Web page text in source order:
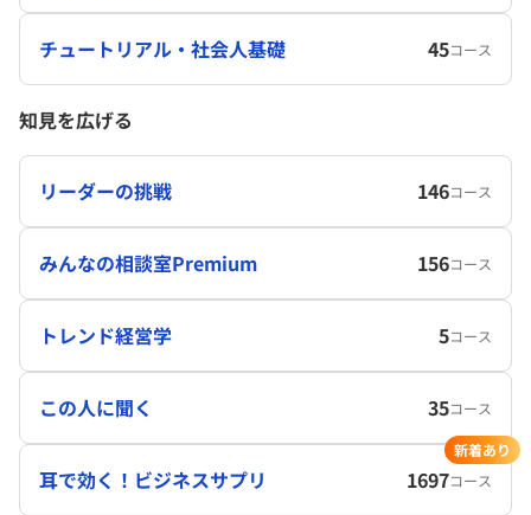
チュートリアル・社会人基礎 45コース
知見を広げる
リーダーの挑戦 146コース
みんなの相談室Premium 156コース
トレンド経営学 5コース
この人に聞く 35コース
耳で効く！ビジネスサプリ 1697コース
新着あり